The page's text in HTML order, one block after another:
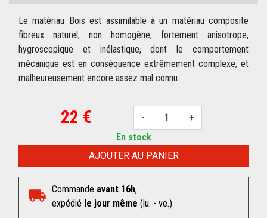
Le matériau Bois est assimilable à un matériau composite
fibreux naturel, non homogène, fortement anisotrope,
hygroscopique et inélastique, dont le comportement
mécanique est en conséquence extrêmement complexe, et
malheureusement encore assez mal connu.
22 € - +
AJOUTER AU PANIER
En stock
Commande avant 16h,
expédié le jour même (lu. - ve.)